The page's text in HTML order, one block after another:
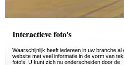
Interactieve foto's
Waarschijnlijk heeft iedereen in uw branche al
website met veel informatie in de vorm van
foto's. U kunt zich nu onderscheiden door de